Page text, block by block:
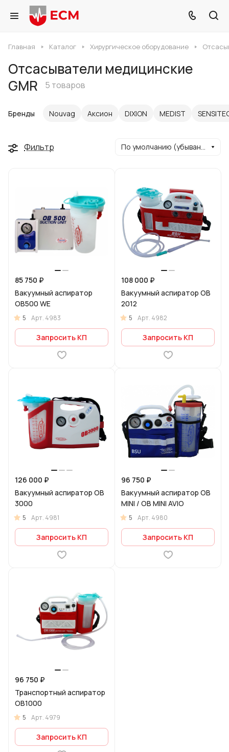
Главная Каталог Хирургическое оборудование
Отсасыватели медицинские
GMR
5 товаров
Бренды Nouvag Аксион DIXION MEDIST
Фильтр По умолчанию (убывание)
85 750 ₽
Вакуумный аспиратор
OB500 WE
5 Арт. 4983
Запросить КП
108 000 ₽
Вакуумный аспиратор OB
2012
5 Арт. 4982
Запросить КП
126 000 ₽
Вакуумный аспиратор OB
3000
5 Арт. 4981
Запросить КП
96 750 ₽
Вакуумный аспиратор ОB
MINI / OB MINI AVIO
5 Арт. 4980
Запросить КП
96 750 ₽
Транспортный аспиратор
OB1000
5 Арт. 4979
Запросить КП